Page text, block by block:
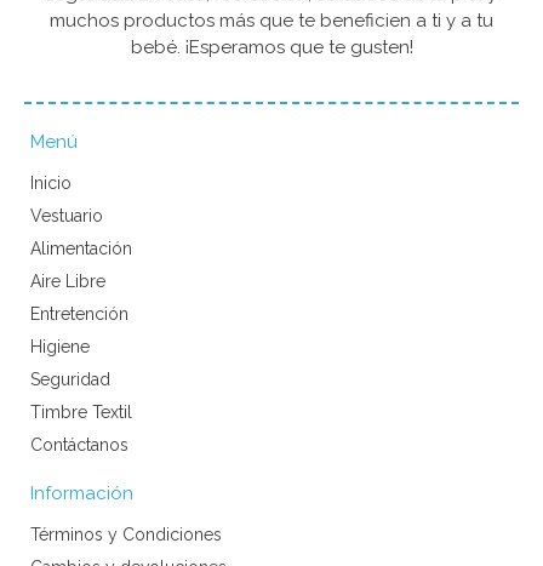
muchos productos más que te beneficien a ti y a tu
bebé. ¡Esperamos que te gusten!
Menú
Inicio
Vestuario
Alimentación
Aire Libre
Entretención
Higiene
Seguridad
Timbre Textil
Contáctanos
Información
Términos y Condiciones